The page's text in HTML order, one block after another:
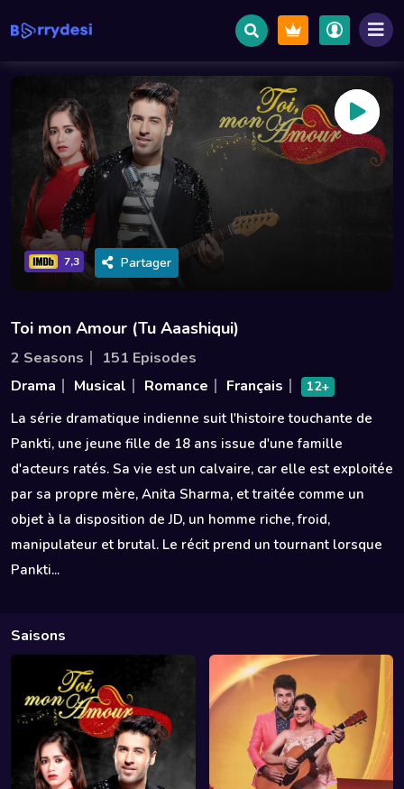
7,3 Partager
Toi mon Amour (Tu Aaashiqui)
2 Seasons
151 Episodes
Drama
Musical Romance Français 12+
La série dramatique indienne suit l'histoire touchante de
Pankti, une jeune fille de 18 ans issue d'une famille
d'acteurs ratés. Sa vie est un calvaire, car elle est exploitée
par sa propre mère, Anita Sharma, et traitée comme un
objet à la disposition de JD, un homme riche, froid,
manipulateur et brutal. Le récit prend un tournant lorsque
Pankti...
Saisons